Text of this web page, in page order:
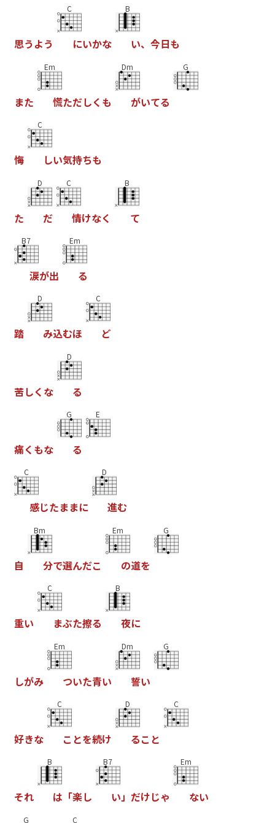
思う よう
C
にいかな
B
い、 今日も
また
Em
慌ただしく も
Dm
がいてる
G
悔
C
しい気持ちも
た
D
だ
C
情けなく
B
て
B7
涙が出
Em
る
踏
D
み込むほ
C
ど
苦しく な
D
る
痛く もな
G
る
E
C
感じたままに
D
進む
自
Bm
分で選んだこ
Em
の道を
G
重い
C
まぶた擦る
B
夜に
しがみ
Em
ついた青い
Dm
誓い
G
好きな
C
こ とを続け
D
るこ と
C
それ
B
は 「楽し
B7
い」 だけじゃ
Em
ない
G C